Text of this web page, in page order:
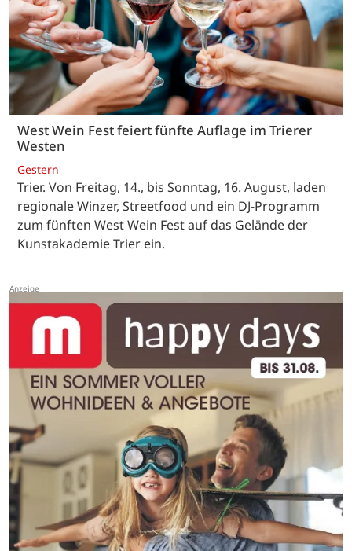
West Wein Fest feiert fünfte Auflage im Trierer
Westen
Gestern
Trier. Von Freitag, 14., bis Sonntag, 16. August, laden
regionale Winzer, Streetfood und ein DJ-Programm
zum fünften West Wein Fest auf das Gelände der
Kunstakademie Trier ein.